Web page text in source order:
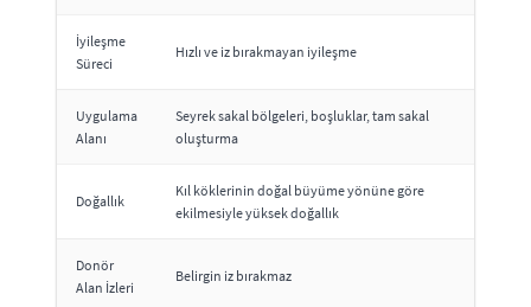
İyileşme
Süreci
Hızlı ve iz bırakmayan iyileşme
Uygulama
Alanı
Seyrek sakal bölgeleri, boşluklar, tam sakal
oluşturma
Doğallık
Kıl köklerinin doğal büyüme yönüne göre
ekilmesiyle yüksek doğallık
Donör
Alan İzleri
Belirgin iz bırakmaz